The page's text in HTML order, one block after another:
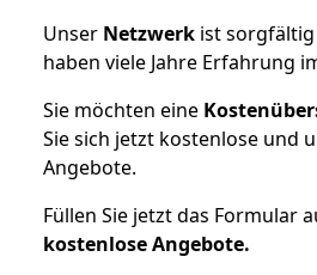
Unser Netzwerk ist
haben viele Jahre Erfahrung
Sie möchten eine
Sie sich jetzt kostenlose und
Angebote.
Füllen Sie jetzt das Formular
kostenloseAngebote.